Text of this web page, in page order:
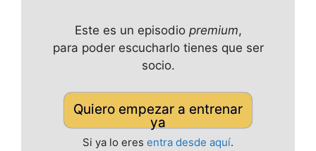
Este es un episodio premium,
para poder escucharlo tienes que ser
socio.
Quiero empezar a entrenar
ya
Si ya lo eres entra desde aquí.